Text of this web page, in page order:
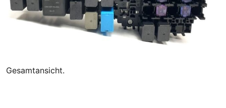
Gesamtansicht.